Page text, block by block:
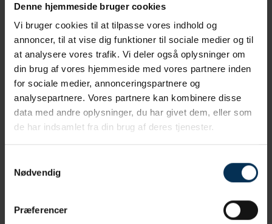
Denne hjemmeside bruger cookies
Vi bruger cookies til at tilpasse vores indhold og
annoncer, til at vise dig funktioner til sociale medier og til
at analysere vores trafik. Vi deler også oplysninger om
din brug af vores hjemmeside med vores partnere inden
for sociale medier, annonceringspartnere og
analysepartnere. Vores partnere kan kombinere disse
data med andre oplysninger, du har givet dem, eller som
de har indsamlet fra din brug af deres tjenester.
Nødvendig
Præferencer
Det smarte ved LOAD er, atduser hunden hver dag i
dens vante omgivelser. Inde i klinikken er hunden ofte
spændt, oppe at køre eller på vagt, så den reelle
påvirkning kan være svær at vurdere på få minutter.
Dine observationer hjemmefra er derfor uvurderlige.
Vi bruger LOAD på tre måder i behandlingen:
Til at opdage slidgigt tidligt– også før hunden
bliver tydeligt halt.
vi kan måle fremtidige ændringer op imod.
skemaet med jævne mellemrum kan vi se, om